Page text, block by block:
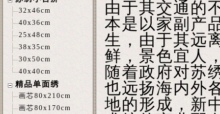
32x46cm
40x36cm
25x48cm
38x35cm
30x50cm
40x40cm
精品单面绣
画芯80x210cm
画芯80x170cm
由于其交通的
本是以家副产
生，由于其远
鲜，景色宜人
随着政府对苏
也远扬海内外
地的形成，新